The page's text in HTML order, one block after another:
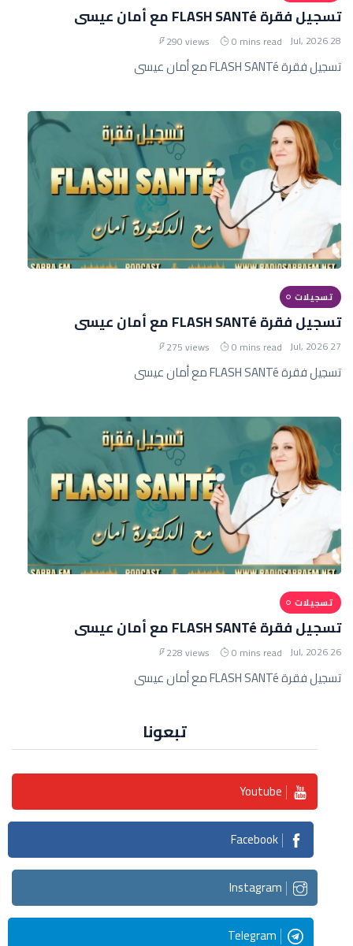
تسجيل فقرة FLASH SANTé مع أمان عيسى
28 Jul, 2026
0 mins read
290 views
تسجيل فقرة FLASH SANTé مع أمان عيسى
تسجيلات
تسجيل فقرة FLASH SANTé مع أمان عيسى
27 Jul, 2026
0 mins read
275 views
تسجيل فقرة FLASH SANTé مع أمان عيسى
تسجيلات
تسجيل فقرة FLASH SANTé مع أمان عيسى
26 Jul, 2026
0 mins read
228 views
تسجيل فقرة FLASH SANTé مع أمان عيسى
تبعونا
Youtube
Facebook
Instagram
Telegram